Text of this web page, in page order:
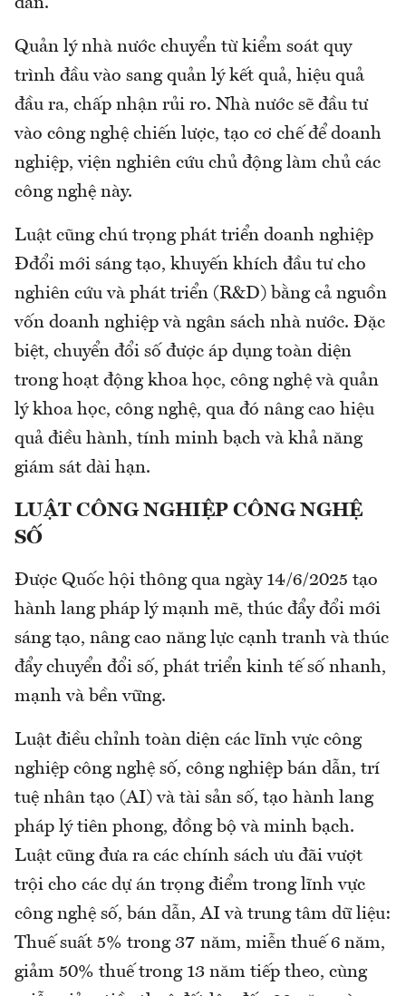
dân.
Quản lý nhà nước chuyển từ kiểm soát quy
trình đầu vào sang quản lý kết quả, hiệu quả
đầu ra, chấp nhận rủi ro. Nhà nước sẽ đầu tư
vào công nghệ chiến lược, tạo cơ chế để doanh
nghiệp, viện nghiên cứu chủ động làm chủ các
công nghệ này.
Luật cũng chú trọng phát triển doanh nghiệp
Đđổi mới sáng tạo, khuyến khích đầu tư cho
nghiên cứu và phát triển (R&D) bằng cả nguồn
vốn doanh nghiệp và ngân sách nhà nước. Đặc
biệt, chuyển đổi số được áp dụng toàn diện
trong hoạt động khoa học, công nghệ và quản
lý khoa học, công nghệ, qua đó nâng cao hiệu
quả điều hành, tính minh bạch và khả năng
giám sát dài hạn.
LUẬT CÔNG NGHIỆP CÔNG NGHỆ
SỐ
Được Quốc hội thông qua ngày 14/6/2025 tạo
hành lang pháp lý mạnh mẽ, thúc đẩy đổi mới
sáng tạo, nâng cao năng lực cạnh tranh và thúc
đẩy chuyển đổi số, phát triển kinh tế số nhanh,
mạnh và bền vững.
Luật điều chỉnh toàn diện các lĩnh vực công
nghiệp công nghệ số, công nghiệp bán dẫn, trí
tuệ nhân tạo (AI) và tài sản số, tạo hành lang
pháp lý tiên phong, đồng bộ và minh bạch.
Luật cũng đưa ra các chính sách ưu đãi vượt
trội cho các dự án trọng điểm trong lĩnh vực
công nghệ số, bán dẫn, AI và trung tâm dữ liệu:
Thuế suất 5% trong 37 năm, miễn thuế 6 năm,
giảm 50% thuế trong 13 năm tiếp theo, cùng